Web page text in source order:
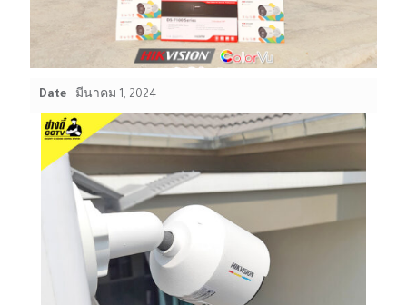
Date มีนาคม 1, 2024